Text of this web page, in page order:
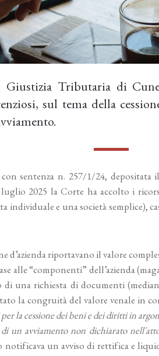
Tributaria di
sul tema della
sentenza n. 257/1/24, depositata
2025 la Corte ha accolto i
individuale e una società semplice),
d’azienda riportavano il valore
alle “componenti” dell’azienda
di una richiesta di documenti
la congruità del valore venale in
la cessione dei beni e dei diritti in
un avviamento non dichiarato
notificava un avviso di rettifica e